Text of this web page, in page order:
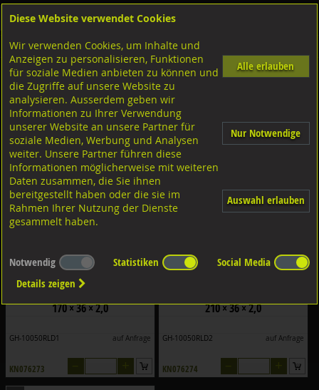
Shop Holzverbinder Sparrenpfettenanker
Sparrenpfettenanker RL-D
Filter nach Dimensionen:
×
×
Filter zurücksetzen
GH-Sparrenfettenanker mit
sendzimirverzinkt
170 × 36 × 2,0
GH-10050RLD1 auf Anfrage
KN076273
sendzimirverzinkt
210 × 36 × 2,0
GH-10050RLD2 auf Anfrage
KN076274
Diese Website verwendet Cookies
Wir verwenden Cookies, um Inhalte und
Anzeigen zu personalisieren, Funktionen
für soziale Medien anbieten zu können und
die Zugriffe auf unsere Website zu
analysieren. Ausserdem geben wir
Informationen zu Ihrer Verwendung
unserer Website an unsere Partner für
soziale Medien, Werbung und Analysen
weiter. Unsere Partner führen diese
Informationen möglicherweise mit weiteren
Daten zusammen, die Sie ihnen
bereitgestellt haben oder die sie im
Rahmen Ihrer Nutzung der Dienste
gesammelt haben.
Alle erlauben
Nur Notwendige
Auswahl erlauben
Notwendig Statistiken
Social Media
Details zeigen